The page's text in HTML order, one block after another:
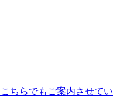
ちらでもご案内させてい